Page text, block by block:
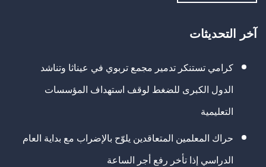
آخر التحديثات
كرامي تستنكر تدمير مجمع تربوي في عيناثا وتناشد
الدول الكبرى للضغط لوقف استهداف المؤسسات
التعليمية
حراك المعلمين المتعاقدين يلوّح بالإضراب مع بداية العام
الدراسي إذا تأخر رفع أجر الساعة